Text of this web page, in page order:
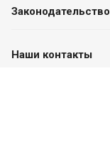
Законодательство
Наши контакты